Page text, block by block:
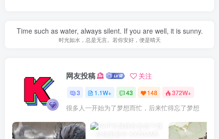
Time such as water, always silent. If you are well, it is sunny.
时光如水，总是无言。若你安好，便是晴天
网友投稿 关注
3 1.1W+ 43 148 372W+
很多人一开始为了梦想而忙，后来忙得忘了梦想